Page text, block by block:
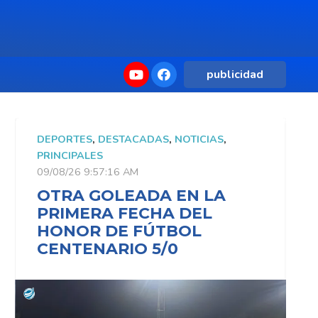
publicidad
DEPORTES, DESTACADAS, NOTICIAS,
PRINCIPALES
09/08/26 9:57:16 AM
OTRA GOLEADA EN LA
PRIMERA FECHA DEL
HONOR DE FÚTBOL
CENTENARIO 5/0